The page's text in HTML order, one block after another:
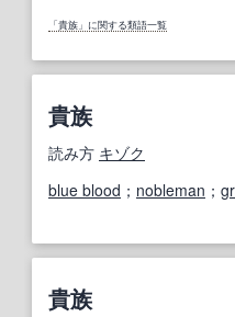
「貴族」に関する類語一覧
貴族
読み方 キゾク
blue blood ； nobleman ；
貴族